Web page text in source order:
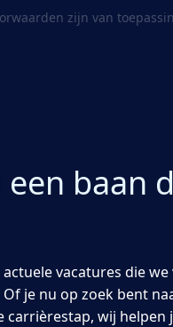
zijn van
baan
vacatures die
je nu op zoek bent
carrièrestap, wij helpen